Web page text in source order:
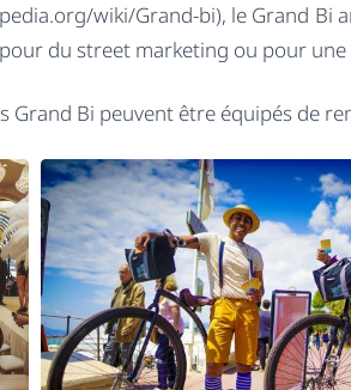
wiki/Grand-bi), le Grand Bi
du street marketing ou pour une
Bi peuvent être équipés de